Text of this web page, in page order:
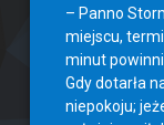
– Panno
miejscu,
minut
Gdy dotarła
niepokoju;